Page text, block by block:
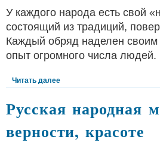
У каждого народа есть свой
состоящий из традиций,
Каждый обряд наделен
опыт огромного числа людей.
Читать далее
Русская народная
верности, красоте